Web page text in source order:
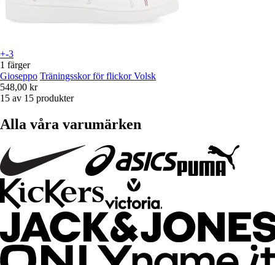
+-3
1 färger
Gioseppo Träningsskor för flickor Volsk
548,00 kr
15 av 15 produkter
Alla våra varumärken